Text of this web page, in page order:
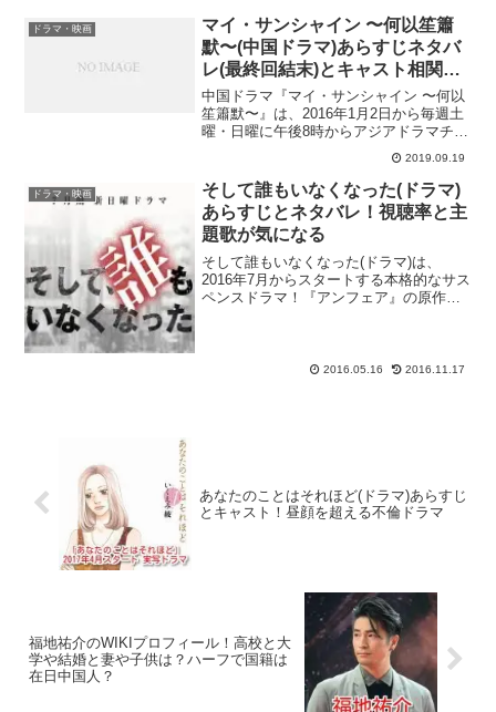
ドラマ・映画
マイ・サンシャイン 〜何以笙簫
默〜(中国ドラマ)あらすじネタバ
レ(最終回結末)とキャスト相関
図！
中国ドラマ『マイ・サンシャイン 〜何以
笙簫默〜』は、2016年1月2日から毎週土
曜・日曜に午後8時からアジアドラマチッ
クTVで全32話が放送され、動画の見逃し
配信サイト・FODでも視聴可能です！本
作は、人気作家グー・マンと「お昼12時
のシン...
2019.09.19
ドラマ・映画
そして誰もいなくなった(ドラマ)
あらすじとネタバレ！視聴率と主
題歌が気になる
そして誰もいなくなった(ドラマ)は、
2016年7月からスタートする本格的なサス
ペンスドラマ！『アンフェア』の原作者
『そして誰もいなく...2016.05.16 2016.11.17
あなたのことはそれほど(ドラマ)あらすじ
とキャスト！昼顔を超える不倫ドラマ
福地祐介のWIKIプロフィール！高校と大
学や結婚と妻や子供は？ハーフで国籍は
在日中国人？